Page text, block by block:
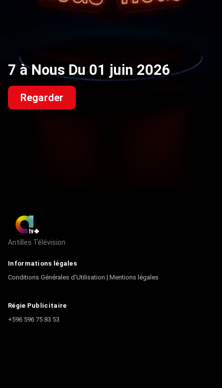
7 à Nous Du 01 juin 2026
Regarder
Antilles Télévision
Informations légales
Conditions Générales d’Utilisation | Mentions légales
Régie Publicitaire
+596 596 75 83 53